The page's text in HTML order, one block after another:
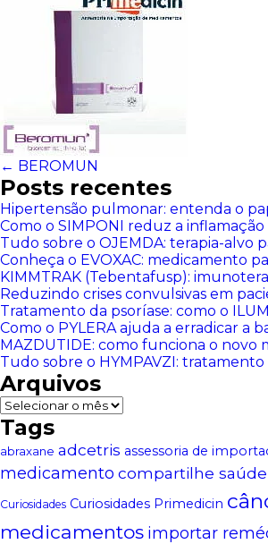
← BEROMUN
Posts recentes
Hipertensão pulmonar: entenda o
Como o SIMPONI reduz a
Tudo sobre o OJEMDA: terapia-alvo
Conheça o EVOXAC: medicamento
KIMMTRAK (Tebentafusp):
Reduzindo crises convulsivas em
Tratamento da psoríase: como o
Como o PYLERA ajuda a erradicar a
MAZDUTIDE: como funciona o novo
Tudo sobre o HYMPAVZI:
Arquivos
Arquivos
Tags
abraxane adcetris assessoria de
medicamento compartilhe saúde
Curiosidades Curiosidades Primedicin
medicamentos importar